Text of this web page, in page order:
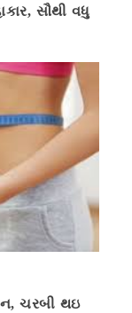
સૌથી વધુ
ચરબી થઇ